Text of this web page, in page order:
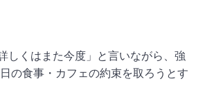
しくはまた今度」と言いながら、強
の食事・カフェの約束を取ろうとす